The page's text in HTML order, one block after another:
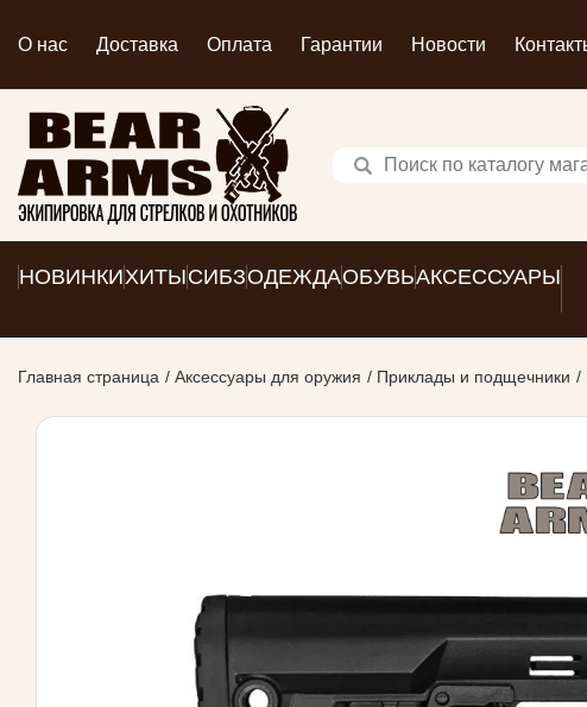
О нас Доставка Оплата Гарантии Новости
НОВИНКИХИТЫСИБЗОДЕЖДАОБУВЬАКСЕССУАРЫ
Главная страница Аксессуары для оружия Приклады и подщечники